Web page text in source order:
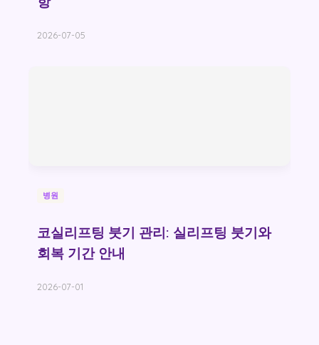
2026-07-05
병원
코실리프팅 붓기 관리: 실리프팅 붓기와
회복 기간 안내
2026-07-01